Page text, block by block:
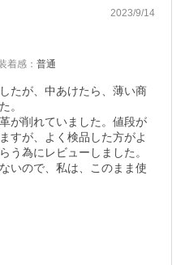
2023/9/14
着感 ： 普通
たが、中あけたら、薄い商
。
が削れていました。値段が
すが、よく検品した方がよ
う為にレビューしました。
いので、私は、このまま使